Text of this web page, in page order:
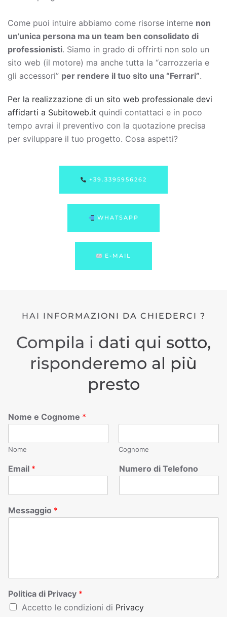
Come puoi intuire abbiamo come risorse interne non
un’unica persona ma un team ben consolidato di
professionisti. Siamo in grado di offrirti non solo un
sito web (il motore) ma anche tutta la “carrozzeria e
gli accessori” per rendere il tuo sito una “Ferrari”.
Per la realizzazione di un sito web professionale devi
affidarti a Subitoweb.it quindi contattaci e in poco
tempo avrai il preventivo con la quotazione precisa
per sviluppare il tuo progetto. Cosa aspetti?
+39.3395956262
WHATSAPP
E-MAIL
HAI INFORMAZIONI DA CHIEDERCI ?
Compila i dati qui sotto,
risponderemo al più
presto
Nome e Cognome *
Nome Cognome
Email * Numero di Telefono
Messaggio *
Politica di Privacy *
Accetto le condizioni di Privacy